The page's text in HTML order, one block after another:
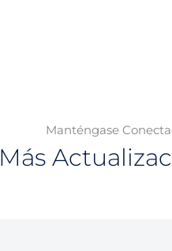
Manténgase
Más